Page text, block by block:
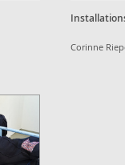
Corinne